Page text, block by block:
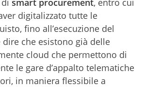
smart procurement, entro cui
digitalizzato tutte le
fino all’esecuzione del
che esistono già delle
cloud che permettono di
le gare d’appalto telematiche
in maniera flessibile a